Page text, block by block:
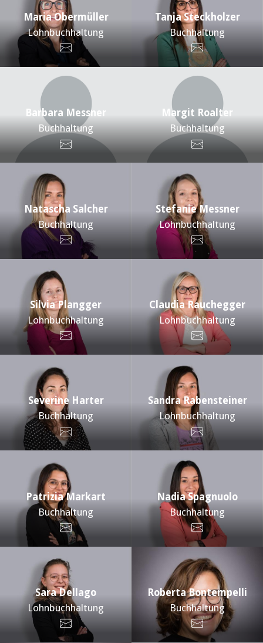
Maria Obermüller
Lohnbuchhaltung
Tanja Steckholzer
Buchhaltung
Barbara Messner
Buchhaltung
Margit Roalter
Buchhaltung
Natascha Salcher
Buchhaltung
Stefanie Messner
Lohnbuchhaltung
Silvia Plangger
Lohnbuchhaltung
Claudia Rauchegger
Lohnbuchhaltung
Severine Harter
Buchhaltung
Sandra Rabensteiner
Lohnbuchhaltung
Patrizia Markart
Buchhaltung
Nadia Spagnuolo
Buchhaltung
Sara Dellago
Lohnbuchhaltung
Roberta Bontempelli
Buchhaltung